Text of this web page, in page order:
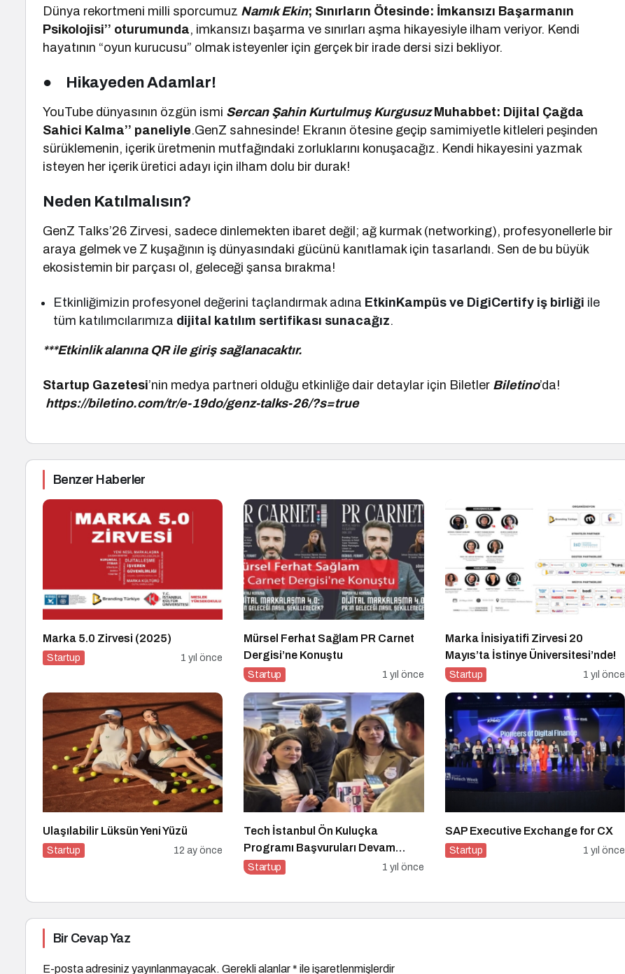
Dünya rekortmeni milli sporcumuz Namık Ekin; Sınırların Ötesinde: İmkansızı Başarmanın
Psikolojisi’’ oturumunda, imkansızı başarma ve sınırları aşma hikayesiyle ilham veriyor. Kendi
hayatının “oyun kurucusu” olmak isteyenler için gerçek bir irade dersi sizi bekliyor.
● Hikayeden Adamlar!
YouTube dünyasının özgün ismi Sercan Şahin Kurtulmuş Kurgusuz Muhabbet: Dijital Çağda
Sahici Kalma’’ paneliyle.GenZ sahnesinde! Ekranın ötesine geçip samimiyetle kitleleri peşinden
sürüklemenin, içerik üretmenin mutfağındaki zorluklarını konuşacağız. Kendi hikayesini yazmak
isteyen her içerik üretici adayı için ilham dolu bir durak!
Neden Katılmalısın?
GenZ Talks’26 Zirvesi, sadece dinlemekten ibaret değil; ağ kurmak (networking), profesyonellerle bir
araya gelmek ve Z kuşağının iş dünyasındaki gücünü kanıtlamak için tasarlandı. Sen de bu büyük
ekosistemin bir parçası ol, geleceği şansa bırakma!
Etkinliğimizin profesyonel değerini taçlandırmak adına EtkinKampüs ve DigiCertify iş birliği ile
tüm katılımcılarımıza dijital katılım sertifikası sunacağız.
***Etkinlik alanına QR ile giriş sağlanacaktır.
Startup Gazetesi’nin medya partneri olduğu etkinliğe dair detaylar için Biletler Biletino’da!
https://biletino.com/tr/e-19do/genz-talks-26/?s=true
Benzer Haberler
Marka 5.0 Zirvesi (2025)
Startup 1 yıl önce
Mürsel Ferhat Sağlam PR Carnet
Dergisi’ne Konuştu
Startup 1 yıl önce
Marka İnisiyatifi Zirvesi 20
Mayıs’ta İstinye Üniversitesi’nde!
Startup 1 yıl önce
Ulaşılabilir Lüksün Yeni Yüzü
Startup 12 ay önce
Tech İstanbul Ön Kuluçka
Programı Başvuruları Devam
Ediyor
Startup 1 yıl önce
SAP Executive Exchange for CX
Startup 1 yıl önce
Bir Cevap Yaz
E-posta adresiniz yayınlanmayacak. Gerekli alanlar* ile işaretlenmişlerdir